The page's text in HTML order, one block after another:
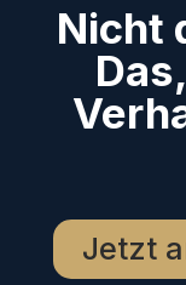
Nicht
Jetzt